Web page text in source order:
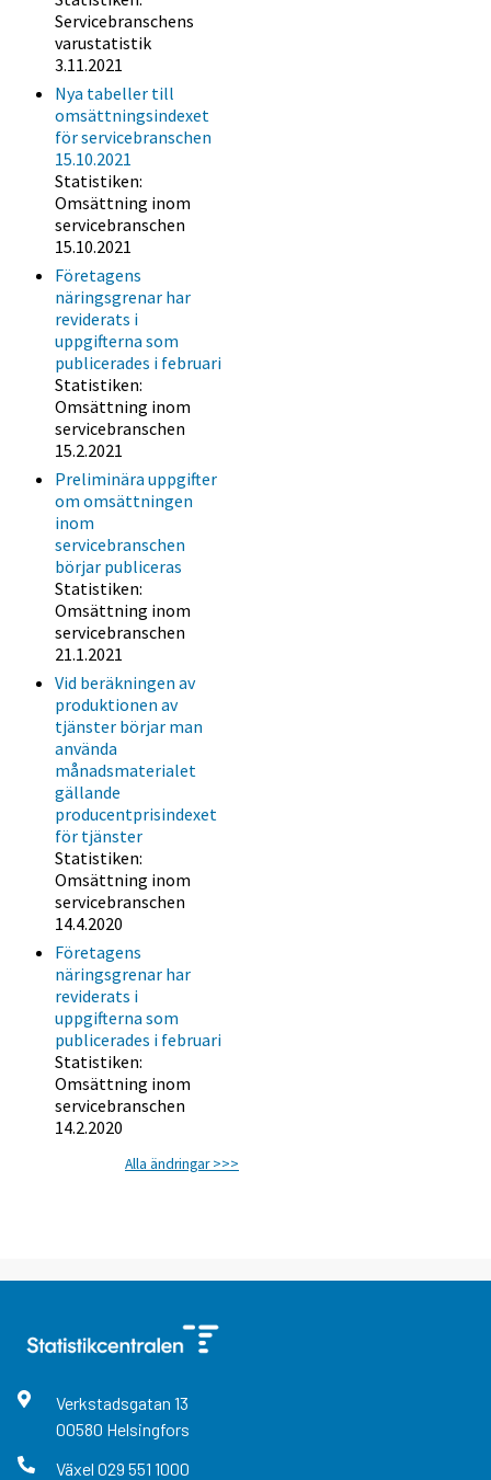
Servicebranschens
varustatistik
3.11.2021
Nya tabeller till
omsättningsindexet
för servicebranschen
15.10.2021
Statistiken:
Omsättning inom
servicebranschen
15.10.2021
Företagens
näringsgrenar har
reviderats i
uppgifterna som
publicerades i februari
Statistiken:
Omsättning inom
servicebranschen
15.2.2021
Preliminära uppgifter
om omsättningen
inom
servicebranschen
börjar publiceras
Statistiken:
Omsättning inom
servicebranschen
21.1.2021
Vid beräkningen av
produktionen av
tjänster börjar man
använda
månadsmaterialet
gällande
producentprisindexet
för tjänster
Statistiken:
Omsättning inom
servicebranschen
14.4.2020
Företagens
näringsgrenar har
reviderats i
uppgifterna som
publicerades i februari
Statistiken:
Omsättning inom
servicebranschen
14.2.2020
Alla ändringar >>>
Verkstadsgatan 13
00580 Helsingfors
Växel 029 551 1000